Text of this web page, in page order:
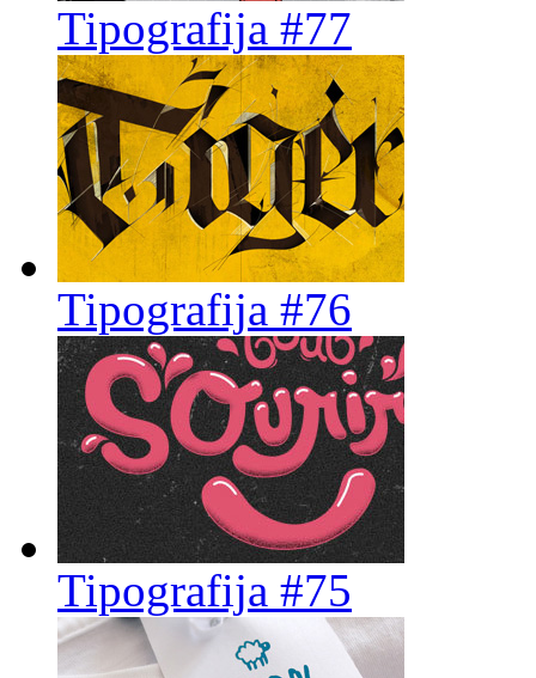
Tipografija #77
Tipografija #76
Tipografija #75